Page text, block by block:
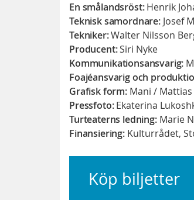
En smålandsröst:Henrik
Teknisk samordnare:Josef
Tekniker:Walter Nilsson
Producent:Siri Nyke
Kommunikationsansvarig:
Foajéansvarig och
Grafisk form: Mani /
Pressfoto:Ekaterina
Turteaterns ledning: Marie
Finansiering: Kulturrådet,
Köp biljetter